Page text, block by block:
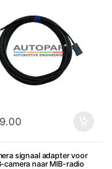
signaal adapter voor
camera naar MIB-radio